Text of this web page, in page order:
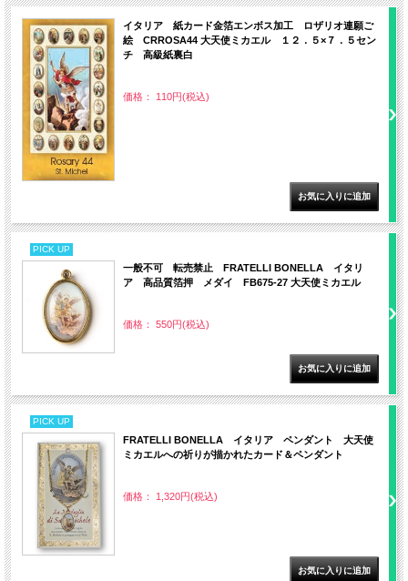
イタリア 紙カード金箔エンボス加工 ロザリオ連願ご
絵 CRROSA44 大天使ミカエル １２．５×７．５セン
チ 高級紙裏白
価格： 110円(税込)
PICK UP
一般不可 転売禁止 FRATELLI BONELLA イタリ
ア 高品質箔押 メダイ FB675-27 大天使ミカエル
価格： 550円(税込)
PICK UP
FRATELLI BONELLA イタリア ペンダント 大天使
ミカエルへの祈りが描かれたカード＆ペンダント
価格： 1,320円(税込)